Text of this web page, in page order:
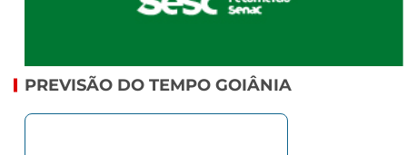
PREVISÃO DO TEMPO GOIÂNIA